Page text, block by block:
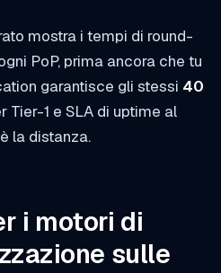
mostra i tempi di round-
PoP, prima ancora che tu
garantisce gli stessi 40
Tier-1 e SLA di uptime al
la distanza.
i motori di
sulle